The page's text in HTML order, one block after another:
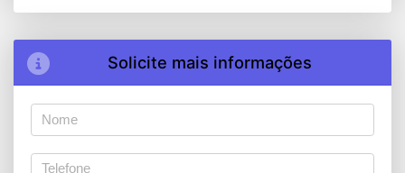
Solicite mais informações